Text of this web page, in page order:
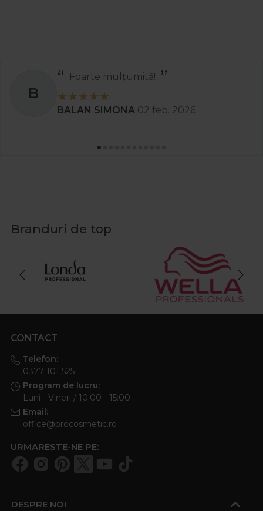
B
Foarte mulțumită!
BALAN SIMONA 02 feb. 2026
Branduri de top
CONTACT
Telefon:
0377 101 525
Program de lucru:
Luni - Vineri / 10:00 - 15:00
Email:
office@procosmetic.ro
URMARESTE-NE PE:
DESPRE NOI